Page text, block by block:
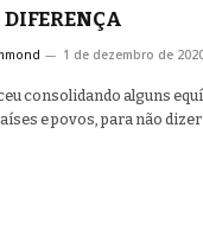
DIFERENÇA
1 de dezembro de
consolidando alguns
e povos, para não